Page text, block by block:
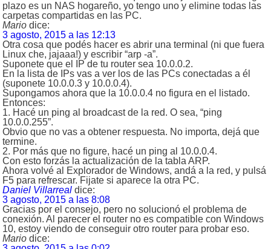
plazo es un NAS hogareño, yo tengo uno y elimine todas las
carpetas compartidas en las PC.
Mario dice:
3 agosto, 2015 a las 12:13
Otra cosa que podés hacer es abrir una terminal (ni que fuera
Linux che, jajaaa!) y escribir “arp -a”.
Suponete que el IP de tu router sea 10.0.0.2.
En la lista de IPs vas a ver los de las PCs conectadas a él
(suponete 10.0.0.3 y 10.0.0.4).
Supongamos ahora que la 10.0.0.4 no figura en el listado.
Entonces:
1. Hacé un ping al broadcast de la red. O sea, “ping
10.0.0.255”.
Obvio que no vas a obtener respuesta. No importa, dejá que
termine.
2. Por más que no figure, hacé un ping al 10.0.0.4.
Con esto forzás la actualización de la tabla ARP.
Ahora volvé al Explorador de Windows, andá a la red, y pulsá
F5 para refrescar. Fijate si aparece la otra PC.
Daniel Villarreal dice:
3 agosto, 2015 a las 8:08
Gracias por el consejo, pero no solucionó el problema de
conexión. Al parecer el router no es compatible con Windows
10, estoy viendo de conseguir otro router para probar eso.
Mario dice: